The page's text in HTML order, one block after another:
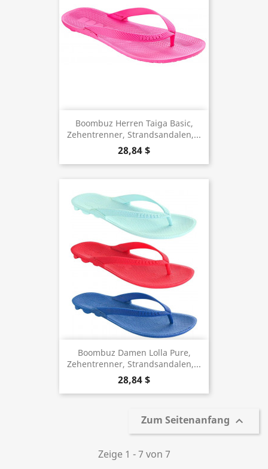
Boombuz Herren Taiga Basic,
Zehentrenner, Strandsandalen,...
28,84 $
Boombuz Damen Lolla Pure,
Zehentrenner, Strandsandalen,...
28,84 $
Zum Seitenanfang 
Zeige 1 - 7 von 7